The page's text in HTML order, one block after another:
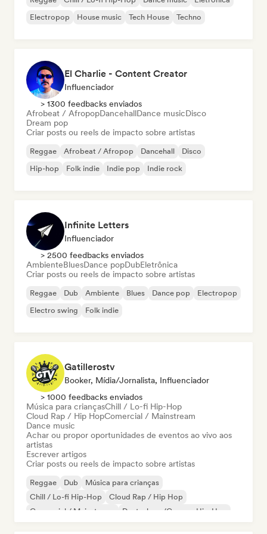
Electropop
House music Tech House Techno
El Charlie - Content Creator
Influenciador
> 1300 feedbacks enviados
Afrobeat / AfropopDancehallDance musicDisco
Dream pop
Criar posts ou reels de impacto sobre artistas
Reggae Afrobeat / Afropop Dancehall
Disco
Hip-hop
Folk indie Indie pop Indie rock
Infinite Letters
Influenciador
> 2500 feedbacks enviados
AmbienteBluesDance popDubEletrônica
Criar posts ou reels de impacto sobre artistas
Reggae Dub Ambiente Blues Dance pop
Electropop
Electro swing
Folk indie
Gatillerostv
Booker, Mídia/Jornalista, Influenciador
> 1000 feedbacks enviados
Música para criançasChill / Lo-fi Hip-Hop
Cloud Rap / Hip HopComercial / Mainstream
Dance music
Achar ou propor oportunidades de eventos ao vivo aos
artistas
Escrever artigos
Criar posts ou reels de impacto sobre artistas
Reggae Dub
Música para crianças
Chill / Lo-fi Hip-Hop
Cloud Rap / Hip Hop
Comercial / Mainstream
Deutschrap/German Hip-Hop